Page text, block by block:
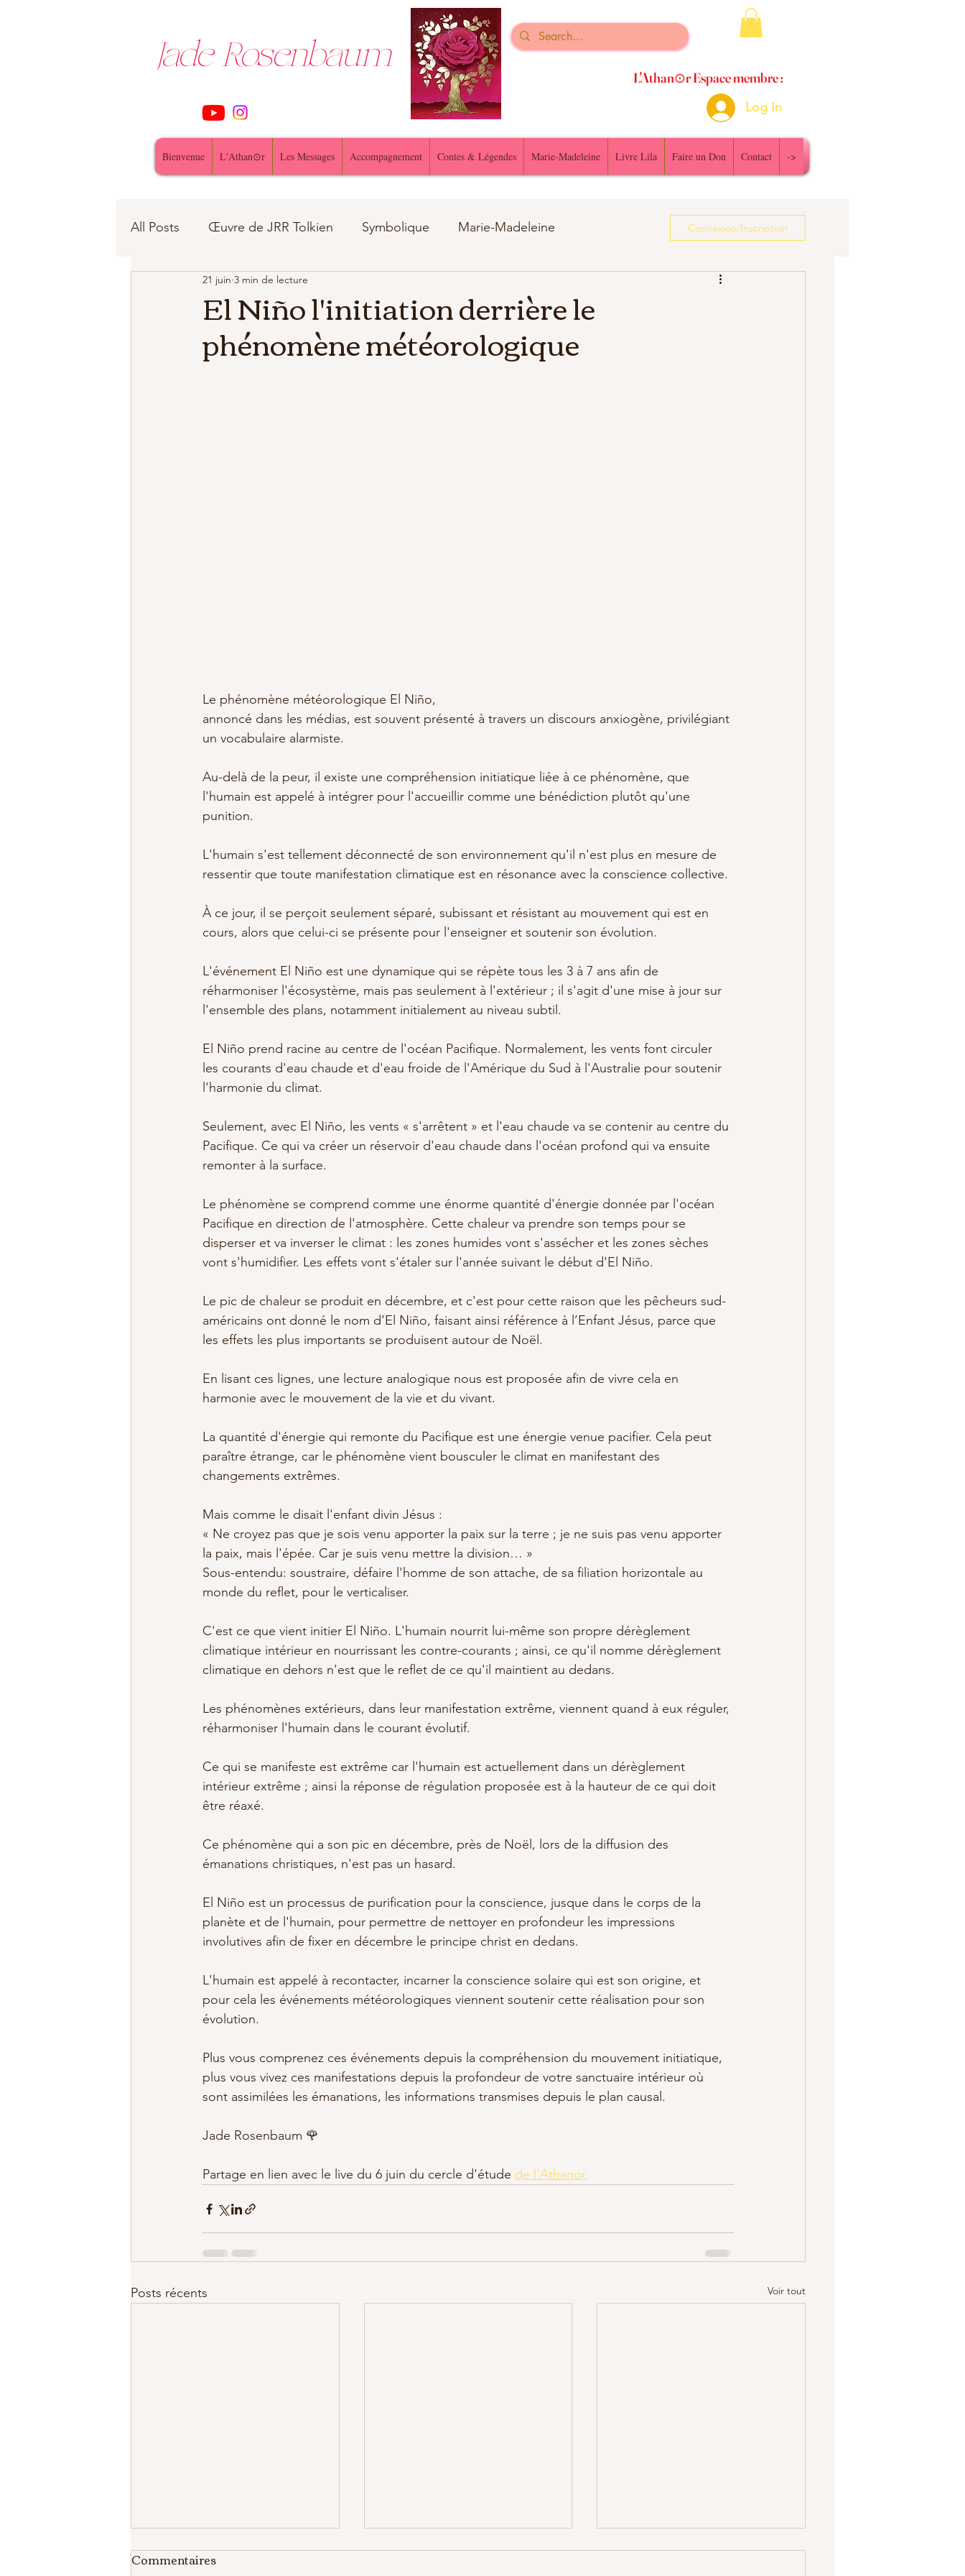
Jade Rosenbaum
Log In
L'Athan⊙r Espace membre :
Bienvenue L'Athan⊙r Les Messages Accompagnement Contes & Légendes Marie-Madeleine Livre Lila Faire un Don Contact ->
All Posts Œuvre de JRR Tolkien Symbolique Marie-Madeleine
Contes et Légendes feu animaux
Connexion/Inscription
El Niño l'initiation derrière le
phénomène météorologique
21 juin 3 min de lecture
Le phénomène météorologique El Niño,
annoncé dans les médias, est souvent présenté à travers un discours anxiogène, privilégiant
un vocabulaire alarmiste.
Au-delà de la peur, il existe une compréhension initiatique liée à ce phénomène, que
l'humain est appelé à intégrer pour l'accueillir comme une bénédiction plutôt qu'une
punition.
L'humain s'est tellement déconnecté de son environnement qu'il n'est plus en mesure de
ressentir que toute manifestation climatique est en résonance avec la conscience collective.
À ce jour, il se perçoit seulement séparé, subissant et résistant au mouvement qui est en
cours, alors que celui-ci se présente pour l'enseigner et soutenir son évolution.
L'événement El Niño est une dynamique qui se répète tous les 3 à 7 ans afin de
réharmoniser l'écosystème, mais pas seulement à l'extérieur ; il s'agit d'une mise à jour sur
l'ensemble des plans, notamment initialement au niveau subtil.
El Niño prend racine au centre de l'océan Pacifique. Normalement, les vents font circuler
les courants d'eau chaude et d'eau froide de l'Amérique du Sud à l'Australie pour soutenir
l'harmonie du climat.
Seulement, avec El Niño, les vents « s'arrêtent » et l'eau chaude va se contenir au centre du
Pacifique. Ce qui va créer un réservoir d'eau chaude dans l'océan profond qui va ensuite
remonter à la surface.
Le phénomène se comprend comme une énorme quantité d'énergie donnée par l'océan
Pacifique en direction de l'atmosphère. Cette chaleur va prendre son temps pour se
disperser et va inverser le climat : les zones humides vont s'assécher et les zones sèches
vont s'humidifier. Les effets vont s'étaler sur l'année suivant le début d'El Niño.
Le pic de chaleur se produit en décembre, et c'est pour cette raison que les pêcheurs sud-
américains ont donné le nom d’El Niño, faisant ainsi référence à l’Enfant Jésus, parce que
les effets les plus importants se produisent autour de Noël.
En lisant ces lignes, une lecture analogique nous est proposée afin de vivre cela en
harmonie avec le mouvement de la vie et du vivant.
La quantité d'énergie qui remonte du Pacifique est une énergie venue pacifier. Cela peut
paraître étrange, car le phénomène vient bousculer le climat en manifestant des
changements extrêmes.
Mais comme le disait l'enfant divin Jésus :
« Ne croyez pas que je sois venu apporter la paix sur la terre ; je ne suis pas venu apporter
la paix, mais l'épée. Car je suis venu mettre la division… »
Sous-entendu: soustraire, défaire l'homme de son attache, de sa filiation horizontale au
monde du reflet, pour le verticaliser.
C'est ce que vient initier El Niño. L'humain nourrit lui-même son propre dérèglement
climatique intérieur en nourrissant les contre-courants ; ainsi, ce qu'il nomme dérèglement
climatique en dehors n'est que le reflet de ce qu'il maintient au dedans.
Les phénomènes extérieurs, dans leur manifestation extrême, viennent quand à eux réguler,
réharmoniser l'humain dans le courant évolutif.
Ce qui se manifeste est extrême car l'humain est actuellement dans un dérèglement
intérieur extrême ; ainsi la réponse de régulation proposée est à la hauteur de ce qui doit
être réaxé.
Ce phénomène qui a son pic en décembre, près de Noël, lors de la diffusion des
émanations christiques, n'est pas un hasard.
El Niño est un processus de purification pour la conscience, jusque dans le corps de la
planète et de l'humain, pour permettre de nettoyer en profondeur les impressions
involutives afin de fixer en décembre le principe christ en dedans.
L'humain est appelé à recontacter, incarner la conscience solaire qui est son origine, et
pour cela les événements météorologiques viennent soutenir cette réalisation pour son
évolution.
Plus vous comprenez ces événements depuis la compréhension du mouvement initiatique,
plus vous vivez ces manifestations depuis la profondeur de votre sanctuaire intérieur où
sont assimilées les émanations, les informations transmises depuis le plan causal.
Jade Rosenbaum 🌹
Partage en lien avec le live du 6 juin du cercle d'étude de l'Athanor.
Posts récents Voir tout
Commentaires